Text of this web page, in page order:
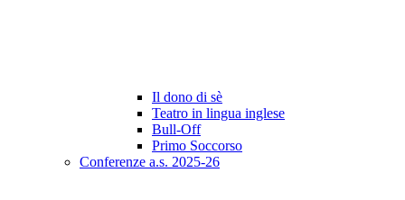
Il dono di sè
Teatro in lingua inglese
Bull-Off
Primo Soccorso
Conferenze a.s. 2025-26